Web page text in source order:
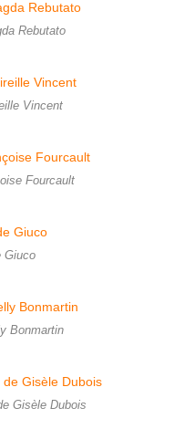
Rebutato
Vincent
Fourcault
Giuco
Bonmartin
Gisèle Dubois